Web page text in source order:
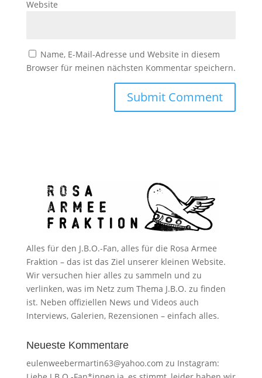
Website
Name, E-Mail-Adresse und Website in diesem
Browser für meinen nächsten Kommentar speichern.
Alles für den J.B.O.-Fan, alles für die Rosa Armee
Fraktion – das ist das Ziel unserer kleinen Website.
Wir versuchen hier alles zu sammeln und zu
verlinken, was im Netz zum Thema J.B.O. zu finden
ist. Neben offiziellen News und Videos auch
Interviews, Galerien, Rezensionen – einfach alles.
Neueste Kommentare
eulenweebermartin63@yahoo.com zu Instagram: